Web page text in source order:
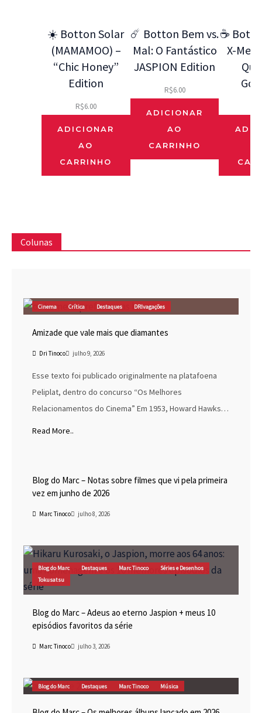
☀️ Botton Solar
(MAMAMOO) –
“Chic Honey”
Edition
R$6.00
ADICIONAR
AO
CARRINHO
☄️ Botton Bem vs.
Mal: O Fantástico
JASPION Edition
R$6.00
ADICIONAR
AO
CARRINHO
☕
X-Men
Colunas
Cinema Crítica Destaques DRIvagações
Amizade que vale mais que diamantes
Dri Tinoco julho 9, 2026
Esse texto foi publicado originalmente na platafoena
Peliplat, dentro do concurso “Os Melhores
Relacionamentos do Cinema” Em 1953, Howard Hawks…
Read More..
Blog do Marc – Notas sobre filmes que vi pela primeira
vez em junho de 2026
Marc Tinoco julho 8, 2026
Blog do Marc Destaques Marc Tinoco
Séries e Desenhos
Tokusatsu
Blog do Marc – Adeus ao eterno Jaspion + meus 10
episódios favoritos da série
Marc Tinoco julho 3, 2026
Blog do Marc Destaques Marc Tinoco Música